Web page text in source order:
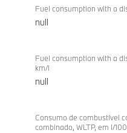
Fuel consumption with a
null
Fuel consumption with a
km/l
null
Consumo de combustível
combinado, WLTP, em l/